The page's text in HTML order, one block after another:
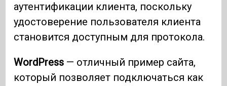
аутентификации клиента, поскольку
удостоверение пользователя клиента
становится доступным для протокола.
WordPress — отличный пример сайта,
который позволяет подключаться как